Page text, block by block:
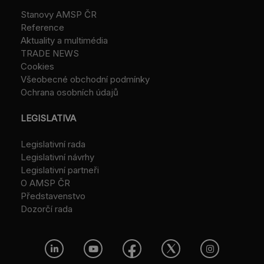
Stanovy AMSP ČR
Reference
Aktuality a multimédia
TRADE NEWS
Cookies
Všeobecné obchodní podmínky
Ochrana osobních údajů
LEGISLATIVA
Legislativní rada
Legislativní návrhy
Legislativní partneři
O AMSP ČR
Představenstvo
Dozorčí rada